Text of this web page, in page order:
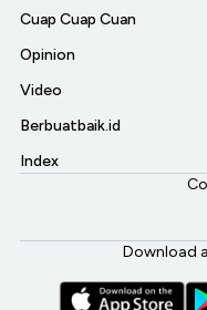
Cuap Cuap Cuan
Opinion
Video
Berbuatbaik.id
Index
Download